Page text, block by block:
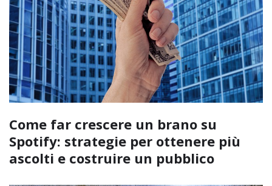
Come far crescere un brano su
Spotify: strategie per ottenere più
ascolti e costruire un pubblico